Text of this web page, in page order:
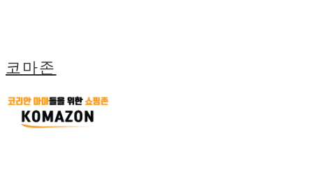
코마존